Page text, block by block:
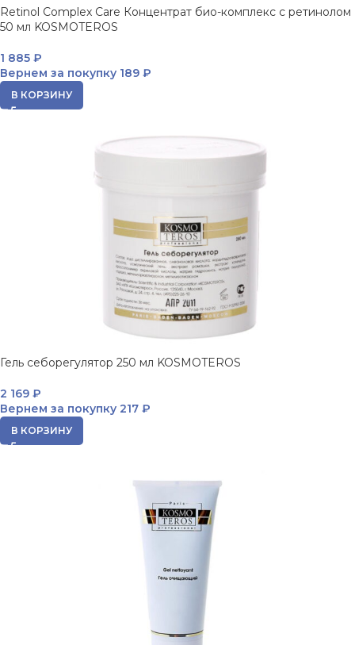
Retinol Complex Care Концентрат био-комплекс с ретинолом
50 мл KOSMOTEROS
1 885 ₽
Вернем за покупку 189 ₽
В КОРЗИНУ
Гель себорегулятор 250 мл KOSMOTEROS
2 169 ₽
Вернем за покупку 217 ₽
В КОРЗИНУ